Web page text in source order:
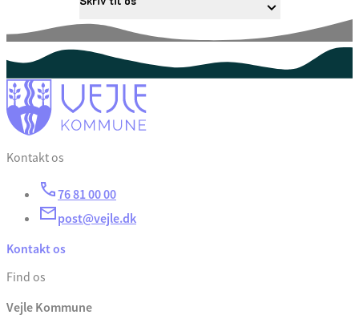
Kontakt os
76 81 00 00
post@vejle.dk
Kontakt os
Find os
Vejle Kommune